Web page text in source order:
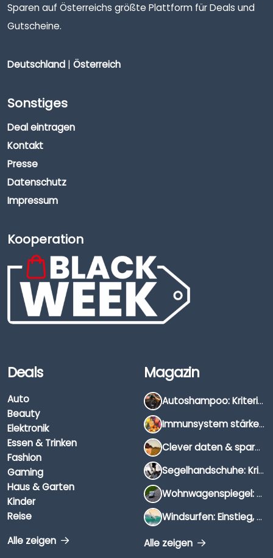
Sparen auf Österreichs größte Plattform für Deals und
Gutscheine.
Deutschland | Österreich
Sonstiges
Deal eintragen
Kontakt
Presse
Datenschutz
Impressum
Kooperation
Deals
Auto
Beauty
Elektronik
Essen & Trinken
Fashion
Gaming
Haus & Garten
Kinder
Reise
Alle zeigen
Magazin
Autoshampoo: Kriterien, Unterschiede & Anwendung
Immunsystem stärken: Hausmittel, Vitamine & Wissenswertes
Clever daten & sparen: So findest du die besten Deals für Dates und Unternehmungen
Segelhandschuhe: Kriterien, Materialien & Tipps
Wohnwagenspiegel: Auswahl, Preise & Montage
Windsurfen: Einstieg, Ausrüstung & Tipps
Alle zeigen